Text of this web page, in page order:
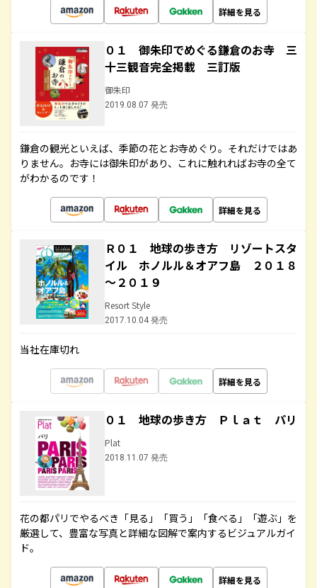
詳細を見る
０１ 御朱印でめぐる鎌倉のお寺 三
十三観音完全掲載 三訂版
御朱印
2019.08.07 発売
鎌倉の観光といえば、季節の花とお寺めぐり。それだけではあ
りません。お寺には御朱印があり、これに触れればお寺の全て
がわかるのです！
詳細を見る
Ｒ０１ 地球の歩き方 リゾートスタ
イル ホノルル＆オアフ島 ２０１８
～２０１９
Resort Style
2017.10.04 発売
当社在庫切れ
詳細を見る
０１ 地球の歩き方 Ｐｌａｔ パリ
Plat
2018.11.07 発売
花の都パリでやるべき「見る」「買う」「食べる」「遊ぶ」を
厳選して、豊富な写真と詳細な図解で案内するビジュアルガイ
ド。
詳細を見る